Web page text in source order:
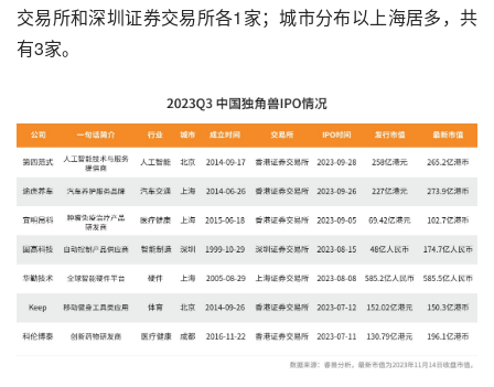
交易所和深圳证券交易所各1家；城市分布以上海居多，共
有3家。